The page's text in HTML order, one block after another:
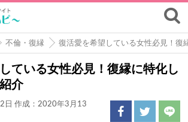
不倫・復縁 復活愛を希望している女性必見！復
ている女性必見！復縁に特化し
介
日 作成：2020年3月13